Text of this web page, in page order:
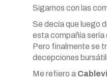
Sigamos con las
Se decía que luego
esta compañía sería
Pero finalmente se
decepciones
Me refiero a